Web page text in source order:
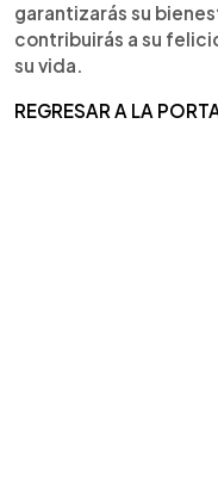
garantizarás su
contribuirás a su
su vida.
REGRESAR A LA